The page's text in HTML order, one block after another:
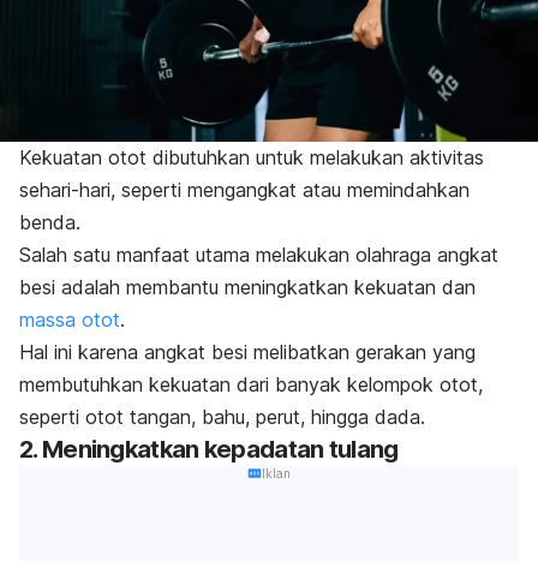
Kekuatan otot dibutuhkan untuk melakukan aktivitas
sehari-hari, seperti mengangkat atau memindahkan
benda.
Salah satu manfaat utama melakukan olahraga angkat
besi adalah membantu meningkatkan kekuatan dan
massa otot.
Hal ini karena angkat besi melibatkan gerakan yang
membutuhkan kekuatan dari banyak kelompok otot,
seperti otot tangan, bahu, perut, hingga dada.
2. Meningkatkan kepadatan tulang
Iklan